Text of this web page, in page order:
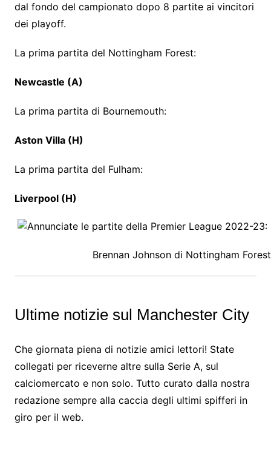
dal fondo del campionato dopo 8 partite ai vincitori
dei playoff.
La prima partita del Nottingham Forest:
Newcastle (A)
La prima partita di Bournemouth:
Aston Villa (H)
La prima partita del Fulham:
Liverpool (H)
Brennan Johnson di Nottingham
Ultime notizie sul Manchester City
Che giornata piena di notizie amici lettori! State
collegati per riceverne altre sulla Serie A, sul
calciomercato e non solo. Tutto curato dalla nostra
redazione sempre alla caccia degli ultimi spifferi in
giro per il web.